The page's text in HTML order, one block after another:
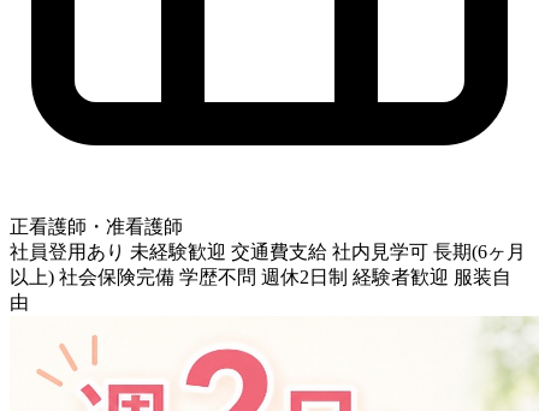
正看護師・准看護師
社員登用あり 未経験歓迎 交通費支給 社内見学可 長期(6ヶ月
以上) 社会保険完備 学歴不問 週休2日制 経験者歓迎 服装自
由